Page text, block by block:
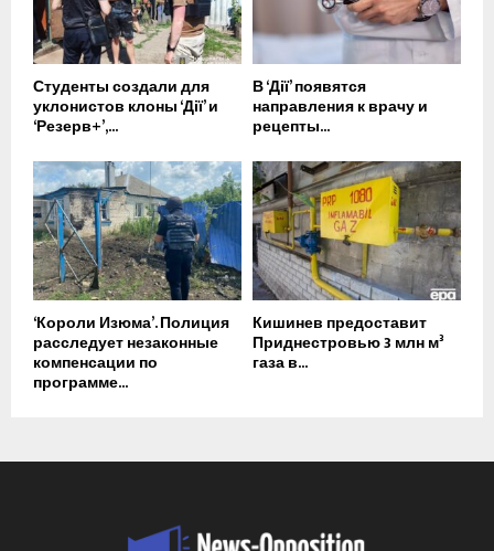
Студенты создали для
уклонистов клоны ‘Дії’ и
‘Резерв+’,...
В ‘Дії’ появятся
направления к врачу и
рецепты...
‘Короли Изюма’. Полиция
расследует незаконные
компенсации по
программе...
Кишинев предоставит
Приднестровью 3 млн м³
газа в...